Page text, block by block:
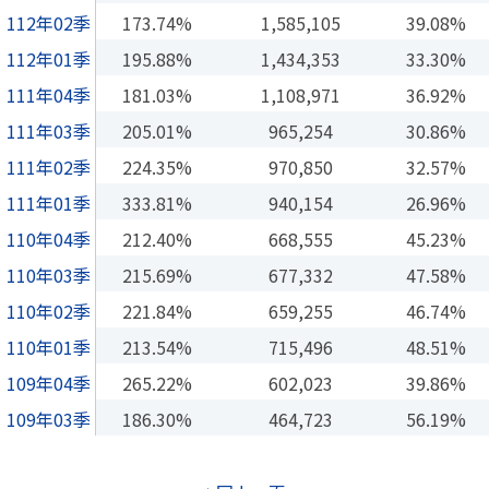
112年02季 173.74% 1,585,105
39.08%
112年01季
195.88% 1,434,353
33.30%
111年04季
181.03% 1,108,971
36.92%
111年03季
205.01% 965,254
30.86%
111年02季
224.35% 970,850
32.57%
111年01季
333.81% 940,154
26.96%
110年04季
212.40% 668,555
45.23%
110年03季
215.69% 677,332
47.58%
110年02季
221.84% 659,255
46.74%
110年01季
213.54% 715,496
48.51%
109年04季
265.22% 602,023
39.86%
109年03季
186.30% 464,723 56.19%